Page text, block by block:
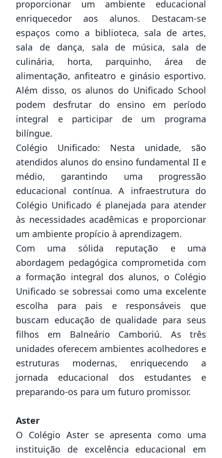
proporcionar um ambiente educacional
enriquecedor aos alunos. Destacam-se
espaços como a biblioteca, sala de artes,
sala de dança, sala de música, sala de
culinária, horta, parquinho, área de
alimentação, anfiteatro e ginásio esportivo.
Além disso, os alunos do Unificado School
podem desfrutar do ensino em período
integral e participar de um programa
bilíngue.
Colégio Unificado: Nesta unidade, são
atendidos alunos do ensino fundamental II e
médio, garantindo uma progressão
educacional contínua. A infraestrutura do
Colégio Unificado é planejada para atender
às necessidades acadêmicas e proporcionar
um ambiente propício à aprendizagem.
Com uma sólida reputação e uma
abordagem pedagógica comprometida com
a formação integral dos alunos, o Colégio
Unificado se sobressai como uma excelente
escolha para pais e responsáveis que
buscam educação de qualidade para seus
filhos em Balneário Camboriú. As três
unidades oferecem ambientes acolhedores e
estruturas modernas, enriquecendo a
jornada educacional dos estudantes e
preparando-os para um futuro promissor.
Aster
O Colégio Aster se apresenta como uma
instituição de excelência educacional em